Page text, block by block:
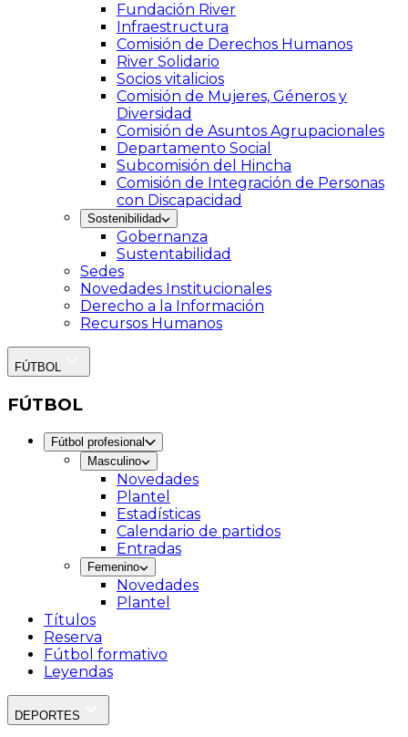
Fundación River
Infraestructura
Comisión de Derechos Humanos
River Solidario
Socios vitalicios
Comisión de Mujeres, Géneros y
Diversidad
Comisión de Asuntos Agrupacionales
Departamento Social
Subcomisión del Hincha
Comisión de Integración de Personas
con Discapacidad
Sostenibilidad
Gobernanza
Sustentabilidad
Sedes
Novedades Institucionales
Derecho a la Información
Recursos Humanos
FÚTBOL
FÚTBOL
Fútbol profesional
Masculino
Novedades
Plantel
Estadísticas
Calendario de partidos
Entradas
Femenino
Novedades
Plantel
Títulos
Reserva
Fútbol formativo
Leyendas
DEPORTES